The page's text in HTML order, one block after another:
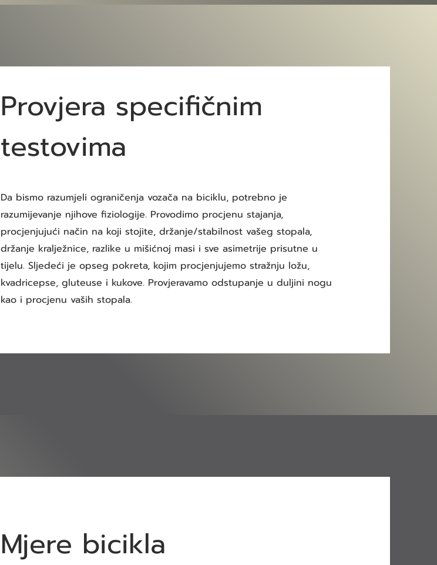
Provjera specifičnim
testovima
Da bismo razumjeli ograničenja vozača na biciklu, potrebno je
razumijevanje njihove fiziologije. Provodimo procjenu stajanja,
procjenjujući način na koji stojite, držanje/stabilnost vašeg stopala,
držanje kralježnice, razlike u mišićnoj masi i sve asimetrije prisutne u
tijelu. Sljedeći je opseg pokreta, kojim procjenjujemo stražnju ložu,
kvadricepse, gluteuse i kukove. Provjeravamo odstupanje u duljini nogu
kao i procjenu vaših stopala.
Mjere bicikla